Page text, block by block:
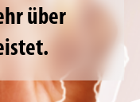
über